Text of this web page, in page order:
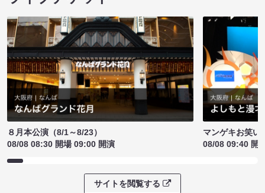
８月本公演（8/1～8/23）
08/08 08:30 開場 09:00 開演
マンゲキお笑い
08/08 09:40 開
サイトを閲覧する